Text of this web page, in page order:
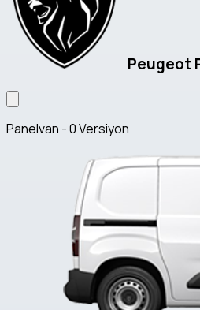
Peugeot
Panelvan - 0 Versiyon